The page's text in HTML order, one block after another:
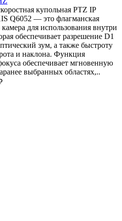
купольная PTZ IP
Q6052 — это флагманская
для использования внутри
обеспечивает разрешение D1
зум, а также быстроту
и наклона. Функция
обеспечивает мгновенную
выбранных областях,..